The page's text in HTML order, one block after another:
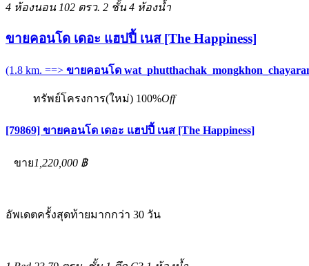
4 ห้องนอน 102 ตรว. 2 ชั้น 4 ห้องน้ำ
ขายคอนโด เดอะ แฮปปี้ เนส [The Happiness]
(1.8 km. ==> ขายคอนโด
ทรัพย์โครงการ(ใหม่) 100%Off
[79869] ขายคอนโด เดอะ แฮปปี้ เนส [The Happiness]
ขาย1,220,000 ฿
อัพเดตครั้งสุดท้ายมากกว่า 30 วัน